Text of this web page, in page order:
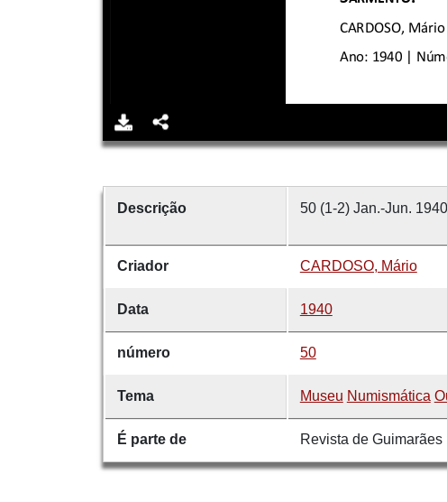
Descrição 50 (1-2) Jan.-Jun.
Criador CARDOSO, Mário
Data 1940
número 50
Tema Museu Numismática
É parte de Revista de Guimarães